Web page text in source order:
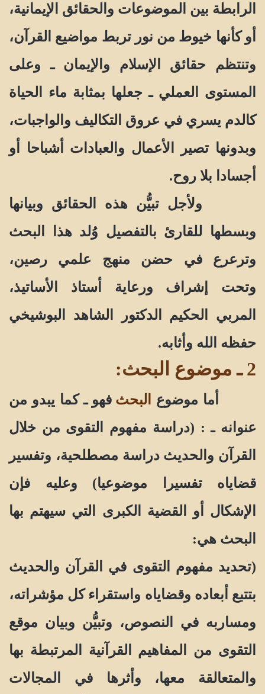
الرابطة بين الموضوعات والحقائق الإيمانية،
أو كأنها خيوط من نور تربط مواضيع القرآن،
وتنتظم حقائق الإسلام والإيمان ـ وعلى
المستوى العملي ـ جعلها بمثابة ماء الحياة
كالدم يسري في عروق التكاليف والواجبات،
وبدونها تصير الأعمال والعبادات أشباحا أو
أجسادا بلا روح.
ولأجل تبيُّن هذه الحقائق وبيانها
وبسطها للقارئ بالتفصيل وُلد هذا البحث
وترعرع في حضن منهج علمي رصين،
وتحت إشراف ورعاية أستاذ الأساتيذ،
المربي الحكيم الدكتور الشاهد البوشيخي
حفظه الله وأثابه.
2 ـ موضوع البحث:
أما موضوع البحث فهو ـ كما يبدو من
عنوانه ـ : (دراسة مفهوم التقوى من خلال
القرآن والحديث دراسة مصطلحية، وتفسير
قضاياه تفسيرا موضوعيا) وعليه فإن
الإشكال أو القضية الكبرى التي سيهتم بها
البحث هي:
(تحديد مفهوم التقوى في القرآن والحديث
بتتبع أبعاده وقضاياه واستقراء كل مؤشراته،
ومساربه في النصوص، وتبيُّن وبيان موقع
التقوى من المفاهيم القرآنية المرتبطة بها
والمتعالقة معها، وأثرها في المجالات